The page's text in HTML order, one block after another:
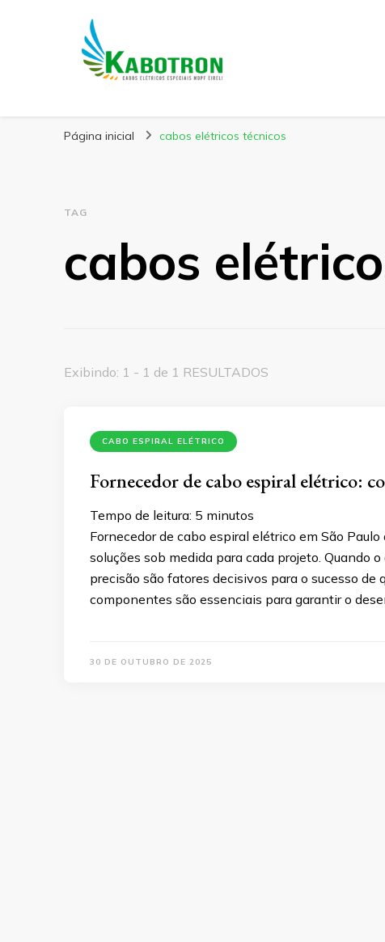
Kabotron
Página inicial cabos elétricos técnicos
TAG
cabos
Exibindo: 1 - 1 de 1 RESULTADOS
CABO ESPIRAL ELÉTRICO
Fornecedor de cabo espiral elétrico:
Tempo de leitura: 5 minutos
Fornecedor de cabo espiral elétrico em São
soluções sob medida para cada projeto. Quando
precisão são fatores decisivos para o sucesso de
componentes são essenciais para garantir o
30 DE OUTUBRO DE 2025